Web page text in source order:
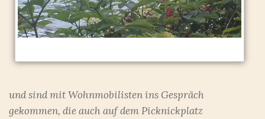
und sind mit Wohnmobilisten ins Gespräch
gekommen, die auch auf dem Picknickplatz